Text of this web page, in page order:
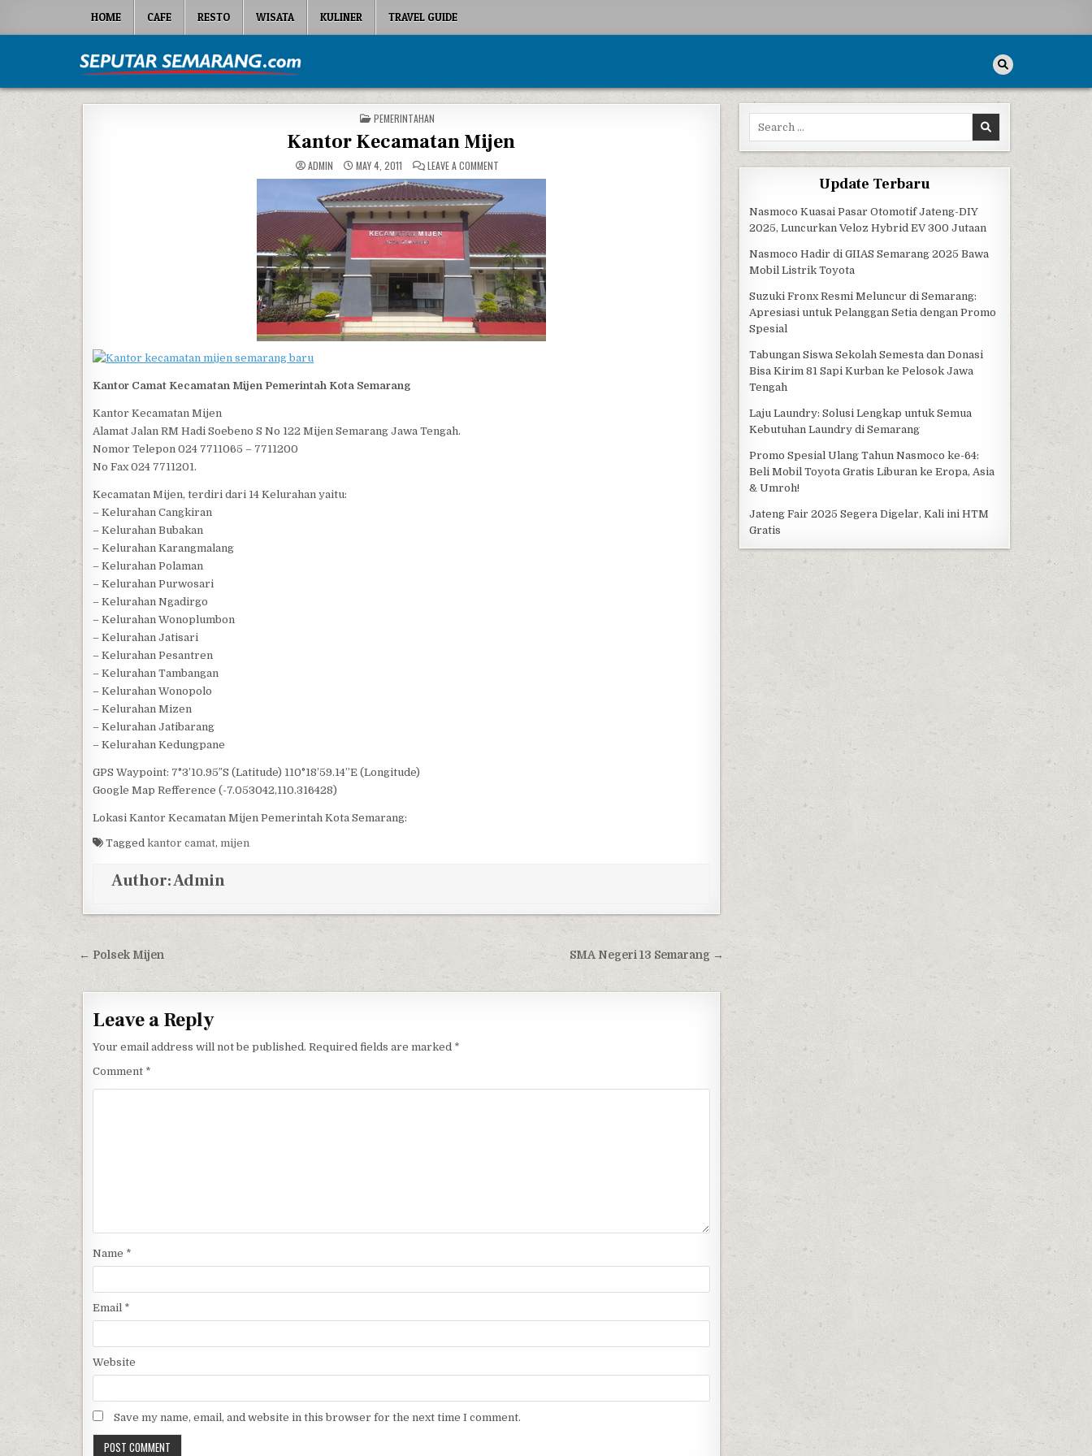
HOME CAFE RESTO WISATA KULINER TRAVEL GUIDE
Seputar Semarang
POSTED IN
PEMERINTAHAN
Kantor Kecamatan Mijen
ADMIN MAY 4, 2011 LEAVE A COMMENTON KANTOR KECAMATAN MIJEN
Kantor Camat Kecamatan Mijen Pemerintah Kota Semarang
Kantor Kecamatan Mijen
Alamat Jalan RM Hadi Soebeno S No 122 Mijen Semarang Jawa Tengah.
Nomor Telepon 024 7711065 – 7711200
No Fax 024 7711201.
Kecamatan Mijen, terdiri dari 14 Kelurahan yaitu:
– Kelurahan Cangkiran
– Kelurahan Bubakan
– Kelurahan Karangmalang
– Kelurahan Polaman
– Kelurahan Purwosari
– Kelurahan Ngadirgo
– Kelurahan Wonoplumbon
– Kelurahan Jatisari
– Kelurahan Pesantren
– Kelurahan Tambangan
– Kelurahan Wonopolo
– Kelurahan Mizen
– Kelurahan Jatibarang
– Kelurahan Kedungpane
GPS Waypoint: 7°3’10.95″S (Latitude) 110°18’59.14”E (Longitude)
Google Map Refference (-7.053042,110.316428)
Lokasi Kantor Kecamatan Mijen Pemerintah Kota Semarang:
Tagged kantor camat, mijen
Author:Admin
Post navigation SMA Negeri 13 Semarang →
← Polsek Mijen
Leave a Reply
Your email address will not be published. Required fields are marked *
Comment *
Name *
Email *
Website
Save my name, email, and website in this browser for the next time I comment.
Search for:
Update Terbaru
Nasmoco Kuasai Pasar Otomotif Jateng-DIY
2025, Luncurkan Veloz Hybrid EV 300 Jutaan
Nasmoco Hadir di GIIAS Semarang 2025 Bawa
Mobil Listrik Toyota
Suzuki Fronx Resmi Meluncur di Semarang:
Apresiasi untuk Pelanggan Setia dengan Promo
Spesial
Tabungan Siswa Sekolah Semesta dan Donasi
Bisa Kirim 81 Sapi Kurban ke Pelosok Jawa
Tengah
Laju Laundry: Solusi Lengkap untuk Semua
Kebutuhan Laundry di Semarang
Promo Spesial Ulang Tahun Nasmoco ke-64:
Beli Mobil Toyota Gratis Liburan ke Eropa, Asia
& Umroh!
Jateng Fair 2025 Segera Digelar, Kali ini HTM
Gratis